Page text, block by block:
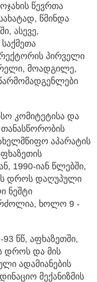
წევრთა
წმინდა
ასევე,
პირველი
მოადგილე,
კომიტეტისა და
აპარატის
1990-იან წლებში,
დროს დაღუპული
ნეშტი
ხოლო 9 -
წწ, აფხაზეთში,
დროს და მის
ადამიანების
მექანიზმის